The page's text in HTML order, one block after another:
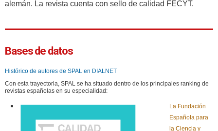
alemán. La revista cuenta con sello de calidad FECYT.
Bases de datos
Histórico de autores de SPAL en DIALNET
Con esta trayectoria, SPAL se ha situado dentro de los principales ranking de
revistas españolas en su especialidad:
La Fundación
Española para
la Ciencia y